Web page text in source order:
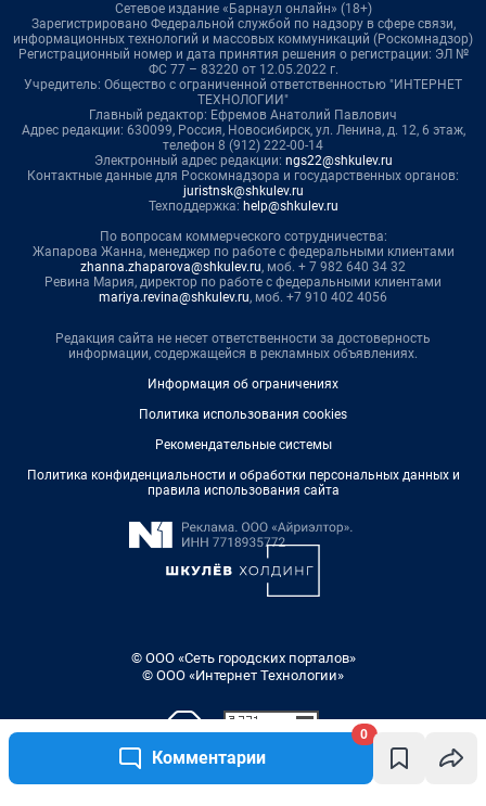
Комментарии
0
Сетевое издание «Барнаул онлайн» (18+)
Зарегистрировано Федеральной службой по надзору в сфере связи,
информационных технологий и массовых коммуникаций (Роскомнадзор)
Регистрационный номер и дата принятия решения о регистрации: ЭЛ №
ФС 77 – 83220 от 12.05.2022 г.
Учредитель: Общество с ограниченной ответственностью "ИНТЕРНЕТ
ТЕХНОЛОГИИ"
Главный редактор: Ефремов Анатолий Павлович
Адрес редакции: 630099, Россия, Новосибирск, ул. Ленина, д. 12, 6 этаж,
телефон 8 (912) 222-00-14
Электронный адрес редакции: ngs22@shkulev.ru
Контактные данные для Роскомнадзора и государственных органов:
juristnsk@shkulev.ru
Техподдержка: help@shkulev.ru
По вопросам коммерческого сотрудничества:
Жапарова Жанна, менеджер по работе с федеральными клиентами
zhanna.zhaparova@shkulev.ru, моб. + 7 982 640 34 32
Ревина Мария, директор по работе с федеральными клиентами
mariya.revina@shkulev.ru, моб. +7 910 402 4056
Редакция сайта не несет ответственности за достоверность
информации, содержащейся в рекламных объявлениях.
Информация об ограничениях
Политика использования cookies
Рекомендательные системы
Политика конфиденциальности и обработки персональных данных и
правила использования сайта
© ООО «Сеть городских порталов»
© ООО «Интернет Технологии»